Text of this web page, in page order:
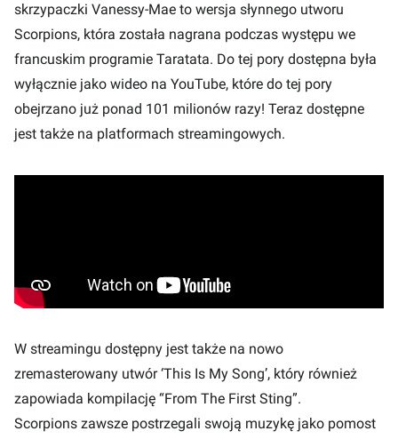
skrzypaczki Vanessy-Mae to wersja słynnego utworu
Scorpions, która została nagrana podczas występu we
francuskim programie Taratata. Do tej pory dostępna była
wyłącznie jako wideo na YouTube, które do tej pory
obejrzano już ponad 101 milionów razy! Teraz dostępne
jest także na platformach streamingowych.
W streamingu dostępny jest także na nowo
zremasterowany utwór ‘This Is My Song’, który również
zapowiada kompilację “From The First Sting”.
Scorpions zawsze postrzegali swoją muzykę jako pomost